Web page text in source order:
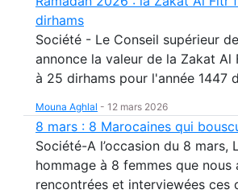
dirhams
Société - Le Conseil supérieur
annonce la valeur de la Zakat
à 25 dirhams pour l'année 1447
Mouna Aghlal - 12 mars 2026
8 mars : 8 Marocaines qui
Société-A l’occasion du 8 mars,
hommage à 8 femmes que nous
rencontrées et interviewées ces